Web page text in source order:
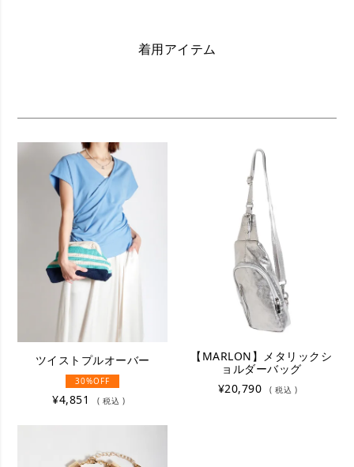
着用アイテム
ツイストプルオーバー
30%OFF
¥4,851 税込
【MARLON】メタリックシ
ョルダーバッグ
¥20,790 税込